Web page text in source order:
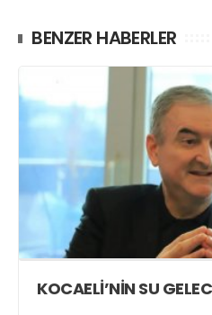
BENZER HABERLER
KOCAELİ’NİN SU